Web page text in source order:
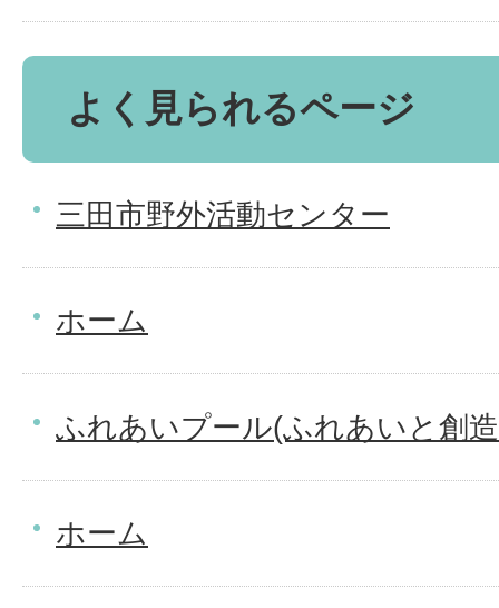
よく見られるページ
三田市野外活動センター
ホーム
ふれあいプール(ふれあいと創
ホーム